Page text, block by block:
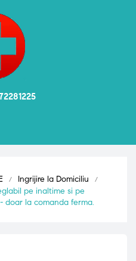
Ingrijire la Domiciliu
pe inaltime si pe
doar la comanda ferma.